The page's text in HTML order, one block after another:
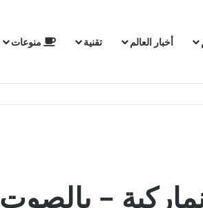
أخبار العالم تقنية منوعات
– بالصوت